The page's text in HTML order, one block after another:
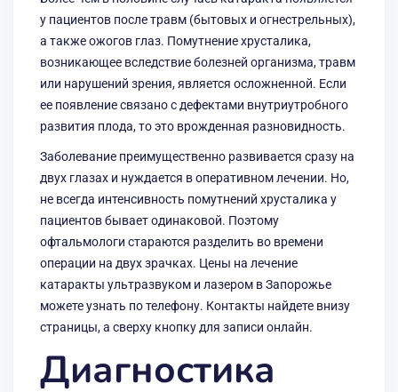
у пациентов после травм (бытовых и огнестрельных),
а также ожогов глаз. Помутнение хрусталика,
возникающее вследствие болезней организма, травм
или нарушений зрения, является осложненной. Если
ее появление связано с дефектами внутриутробного
развития плода, то это врожденная разновидность.
Заболевание преимущественно развивается сразу на
двух глазах и нуждается в оперативном лечении. Но,
не всегда интенсивность помутнений хрусталика у
пациентов бывает одинаковой. Поэтому
офтальмологи стараются разделить во времени
операции на двух зрачках. Цены на лечение
катаракты ультразвуком и лазером в Запорожье
можете узнать по телефону. Контакты найдете внизу
страницы, а сверху кнопку для записи онлайн.
Диагностика